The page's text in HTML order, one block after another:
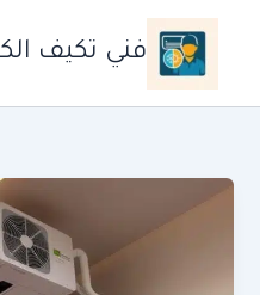
المحتوى
فني تكيف